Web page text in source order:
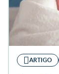
ARTIGO